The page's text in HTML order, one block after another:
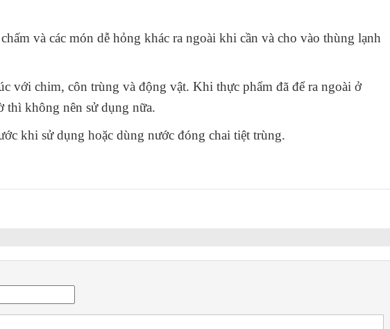
và các món dễ hỏng khác ra ngoài khi cần và cho vào thùng lạnh
với chim, côn trùng và động vật. Khi thực phẩm đã để ra ngoài ở
thì không nên sử dụng nữa.
khi sử dụng hoặc dùng nước đóng chai tiệt trùng.